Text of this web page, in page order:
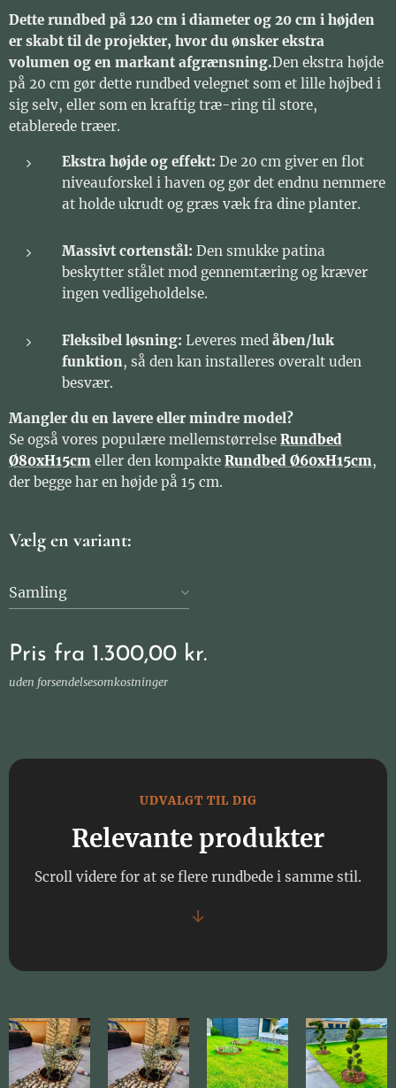
Dette rundbed på 120 cm i diameter og 20 cm i højden
er skabt til de projekter, hvor du ønsker ekstra
volumen og en markant afgrænsning.Den ekstra højde
på 20 cm gør dette rundbed velegnet som et lille højbed i
sig selv, eller som en kraftig træ-ring til store,
etablerede træer.
Ekstra højde og effekt: De 20 cm giver en flot
niveauforskel i haven og gør det endnu nemmere
at holde ukrudt og græs væk fra dine planter.
Massivt cortenstål: Den smukke patina
beskytter stålet mod gennemtæring og kræver
ingen vedligeholdelse.
Fleksibel løsning: Leveres med åben/luk
funktion, så den kan installeres overalt uden
besvær.
Mangler du en lavere eller mindre model?
Se også vores populære mellemstørrelse Rundbed
Ø80xH15cm eller den kompakte Rundbed Ø60xH15cm,
der begge har en højde på 15 cm.
Vælg en variant:
Samling
Pris fra 1.300,00 kr.
uden forsendelsesomkostninger
UDVALGT TIL DIG
Relevante produkter
Scroll videre for at se flere rundbede i samme stil.
↓